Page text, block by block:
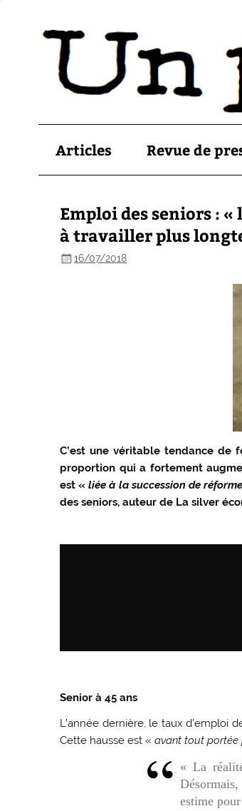
Articles Revue de
Emploi des seniors :
à travailler plus
16/07/2018
C’est une véritable tendance de
proportion qui a fortement
est «liée à la succession de
des seniors, auteur de La silver
Senior à 45 ans
L’année dernière, le taux d’emploi
Cette hausse est «avant tout portée
« La
estime